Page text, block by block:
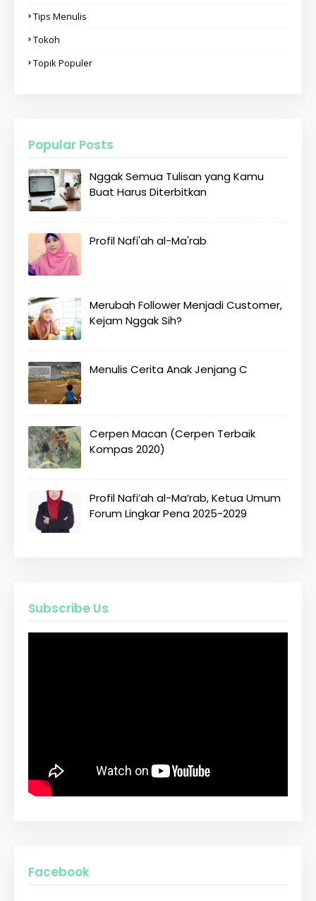
Tips Menulis
Tokoh
Topik Populer
Popular Posts
Nggak Semua Tulisan yang Kamu
Buat Harus Diterbitkan
Profil Nafi'ah al-Ma'rab
Merubah Follower Menjadi Customer,
Kejam Nggak Sih?
Menulis Cerita Anak Jenjang C
Cerpen Macan (Cerpen Terbaik
Kompas 2020)
Profil Nafi’ah al-Ma’rab, Ketua Umum
Forum Lingkar Pena 2025-2029
Subscribe Us
Facebook